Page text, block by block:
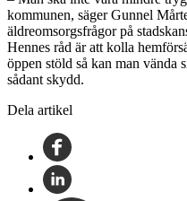
kommunen, säger Gunnel
äldreomsorgsfrågor på
Hennes råd är att kolla
öppen stöld så kan man vända
sådant skydd.
Dela artikel